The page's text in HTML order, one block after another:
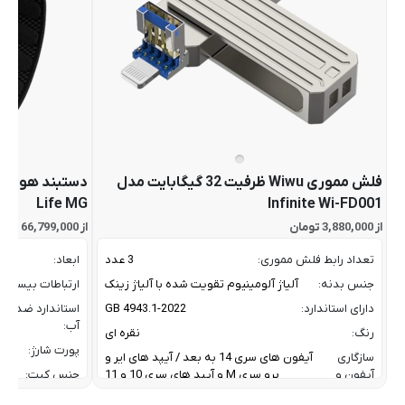
فلش مموری Wiwu ظرفیت 32 گیگابایت مدل
Infinite Wi-FD001
از 3,880,000 تومان
تعداد رابط فلش مموری:
3 عدد
جنس بدنه:
آلیاژ آلومینیوم تقویت شده با آلیاژ زینک
دارای استاندارد:
GB 4943.1-2022
رنگ:
نقره ای
سازگاری
آیفون و
آیفون های سری 14 به بعد / آیپد های ایر و
پرو سری M و آیپد های سری 10 و 11
Life MG
از 66,799,000 تومان
ابعاد:
ارتباطات بیسیم:
استاندارد ضد
آب:
پورت شارژ:
جنس کیت: